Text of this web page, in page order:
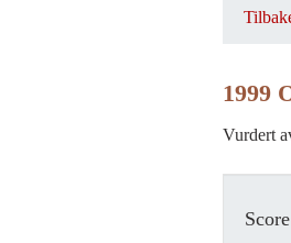
1999
Vurdert
Score